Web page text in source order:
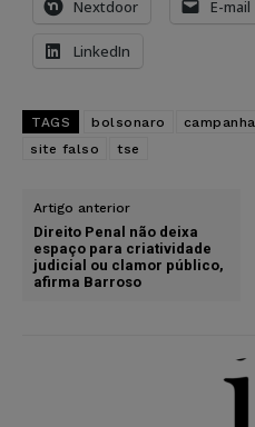
Nextdoor E-mail
LinkedIn
TAGS bolsonaro campanha
site falso
tse
Artigo anterior
Direito Penal não deixa
espaço para criatividade
judicial ou clamor público,
afirma Barroso